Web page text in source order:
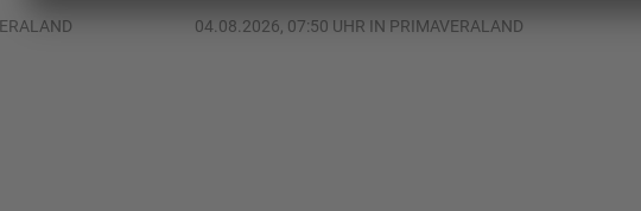
04.08.2026, 07:50 UHR IN PRIMAVERALAND